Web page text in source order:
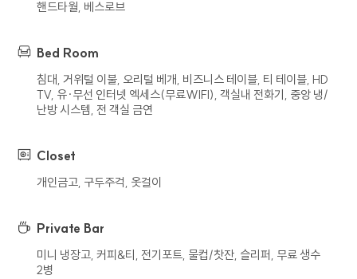
핸드타월, 베스로브
Bed Room
침대, 거위털 이불, 오리털 베개, 비즈니스 테이블, 티 테이블, HD
TV, 유∙무선 인터넷 엑세스(무료WIFI), 객실내 전화기, 중앙 냉/
난방 시스템, 전 객실 금연
Closet
개인금고, 구두주걱, 옷걸이
Private Bar
미니 냉장고, 커피&티, 전기포트, 물컵/찻잔, 슬리퍼, 무료 생수
2병
회사는 이용자의 개인정보를 타인 또는
않습니다.
회사는 이용자의 개인정보를 위탁하고 있지
통하여 수탁자를 관리하도록 하겠습니다.
6. 개인정보의 파기 절차 및 방법
달성되어 개인정보 처리가 불필요하다고